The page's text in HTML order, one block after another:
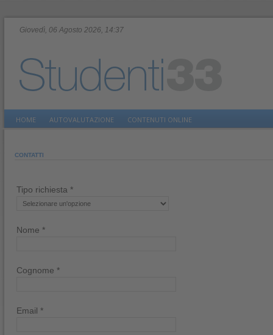
Giovedì, 06 Agosto 2026, 14:37
HOME AUTOVALUTAZIONE CONTENUTI ONLINE
CONTATTI
Tipo richiesta *
Nome *
Cognome *
Email *